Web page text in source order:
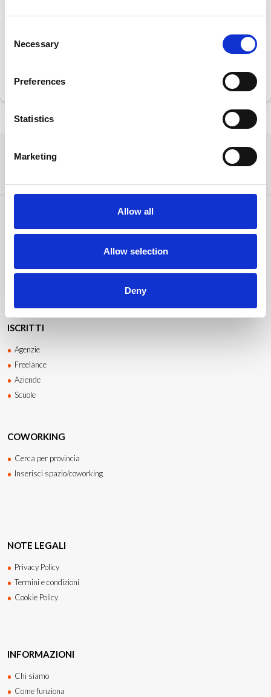
Selection
Necessary
Preferences
Statistics
Marketing
Allow all
Allow selection
Deny
Inserisci un annuncio
ISCRITTI
Agenzie
Freelance
Aziende
Scuole
COWORKING
Cerca per provincia
Inserisci spazio/coworking
NOTE LEGALI
Privacy Policy
Termini e condizioni
Cookie Policy
INFORMAZIONI
Chi siamo
Come funziona